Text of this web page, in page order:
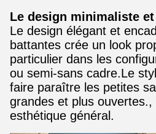
Le design minimaliste
Le design élégant et
battantes crée un look
particulier dans les
ou semi-sans cadre.Le
faire paraître les petites
grandes et plus
esthétique général.